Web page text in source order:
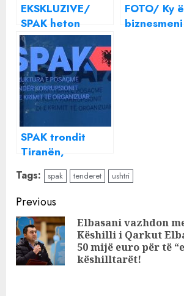
EKSKLUZIVE/
SPAK heton
tenderët e
armëve, por
Emiljano Dusha
merr kontratën e
pistoletave të
policisë, 1.7
milion euro me
negociim, detajet
TRONDITËSE
FOTO/ Ky
SPAK trondit
Tiranën,
shoqërohet
biznesmeni i
njohur
Tags: spak tenderet ushtri
Continue
Reading
Previous
Elbasani vazhdon
Këshilli i Qarkut
50 mijë euro për të
këshilltarët!